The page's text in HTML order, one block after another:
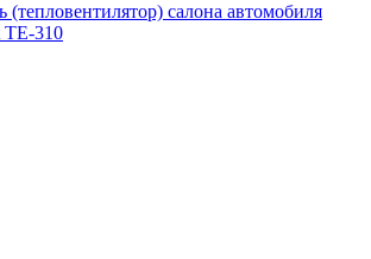
(тепловентилятор) салона автомобиля
TE-310